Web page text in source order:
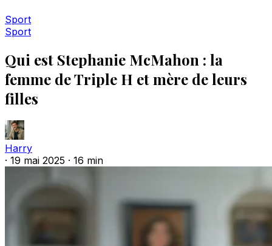
Sport
Sport
Qui est Stephanie McMahon : la
femme de Triple H et mère de leurs
filles
Harry
· 19 mai 2025 · 16 min